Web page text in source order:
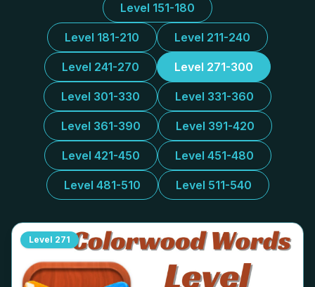
Level 151-180
Level 181-210 Level 211-240
Level 241-270 Level 271-300
Level 301-330 Level 331-360
Level 361-390 Level 391-420
Level 421-450 Level 451-480
Level 481-510 Level 511-540
Level 271